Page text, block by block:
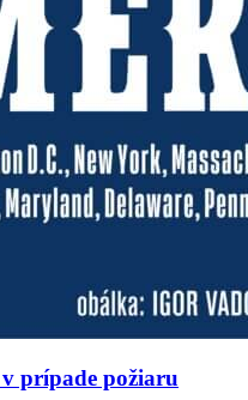
prípade požiaru